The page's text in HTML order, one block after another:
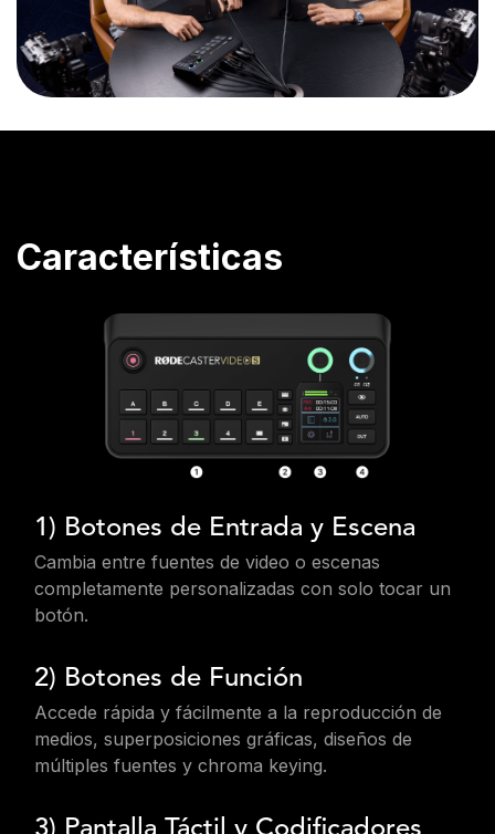
Características
1) Botones de Entrada y Escena
Cambia entre fuentes de video o escenas
completamente personalizadas con solo tocar un
botón.
2) Botones de Función
Accede rápida y fácilmente a la reproducción de
medios, superposiciones gráficas, diseños de
múltiples fuentes y chroma keying.